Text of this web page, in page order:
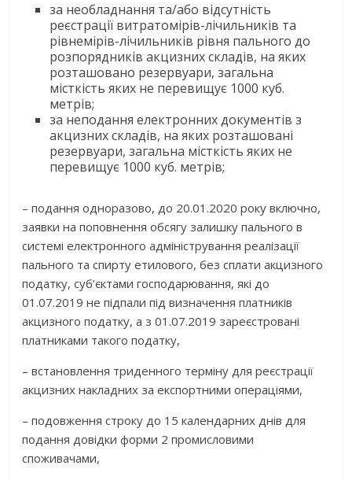
за необладнання та/або відсутність
реєстрації витратомірів-лічильників та
рівнемірів-лічильників рівня пального до
розпорядників акцизних складів, на яких
розташовано резервуари, загальна
місткість яких не перевищує 1000 куб.
метрів;
за неподання електронних документів з
акцизних складів, на яких розташовані
резервуари, загальна місткість яких не
перевищує 1000 куб. метрів;
– подання одноразово, до 20.01.2020 року включно,
заявки на поповнення обсягу залишку пального в
системі електронного адміністрування реалізації
пального та спирту етилового, без сплати акцизного
податку, суб’єктами господарювання, які до
01.07.2019 не підпали під визначення платників
акцизного податку, а з 01.07.2019 зареєстровані
платниками такого податку,
– встановлення триденного терміну для реєстрації
акцизних накладних за експортними операціями,
– подовження строку до 15 календарних днів для
подання довідки форми 2 промисловими
споживачами,